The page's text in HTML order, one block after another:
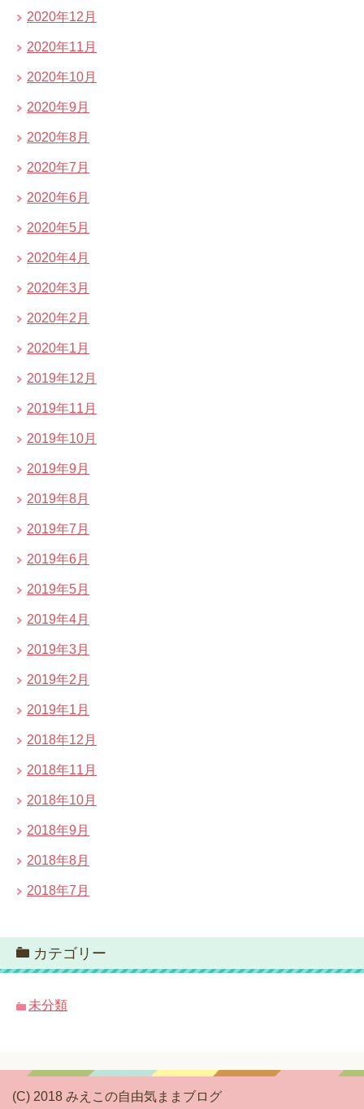
2020年12月
2020年11月
2020年10月
2020年9月
2020年8月
2020年7月
2020年6月
2020年5月
2020年4月
2020年3月
2020年2月
2020年1月
2019年12月
2019年11月
2019年10月
2019年9月
2019年8月
2019年7月
2019年6月
2019年5月
2019年4月
2019年3月
2019年2月
2019年1月
2018年12月
2018年11月
2018年10月
2018年9月
2018年8月
2018年7月
カテゴリー
未分類
(C) 2018 みえこの自由気ままブログ